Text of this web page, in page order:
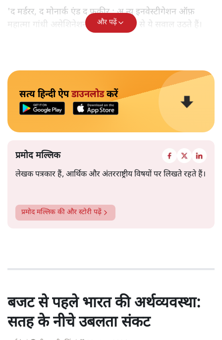
'द मर्डरर, द मोनार्क एंड द फ़कीर : अ न्यू इनवेस्टीगेशन ऑफ़
महात्मा गांधी असेशिनेशन' नामक किताब से ये सवाल उठते हैं।
और पढ़ें
सत्य हिन्दी ऐपडाउनलोडकरें
प्रमोद मल्लिक
लेखक पत्रकार हैं, आर्थिक और अंतरराष्ट्रीय विषयों पर लिखते रहते हैं।
प्रमोद मल्लिक की और स्टोरी पढ़ें
बजट से पहले भारत की अर्थव्यवस्था:
सतह के नीचे उबलता संकट